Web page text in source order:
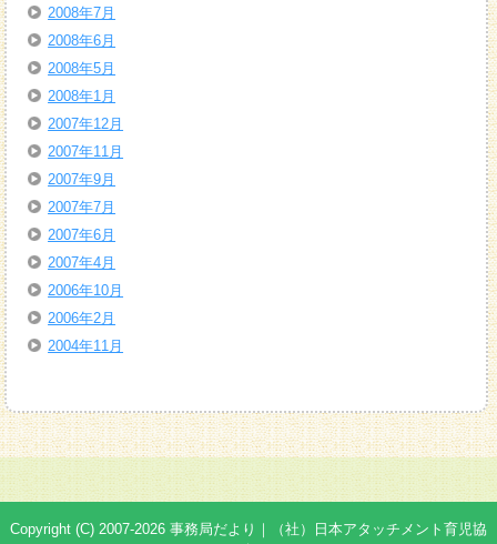
2008年7月
2008年6月
2008年5月
2008年1月
2007年12月
2007年11月
2007年9月
2007年7月
2007年6月
2007年4月
2006年10月
2006年2月
2004年11月
Copyright (C) 2007-2026 事務局だより｜（社）日本アタッチメント育児協